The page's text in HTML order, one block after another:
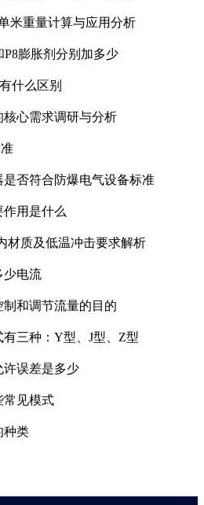
米重量计算与应用分析
P8膨胀剂分别加多少
什么区别
心需求调研与分析
否符合防爆电气设备标准
用是什么
材质及低温冲击要求解析
少电流
和调节流量的目的
三种：Y型、J型、Z型
许误差是多少
常见模式
种类